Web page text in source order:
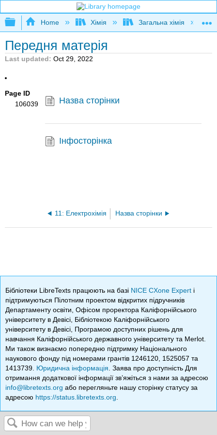
Expand/collapse global hierarchy
Home Хімія Загальна хімія
Передня матерія
Last updated Oct 29, 2022
Page ID
106039
Назва сторінки
Інфосторінка
11: Електрохімія Назва сторінки
Бібліотеки LibreTexts працюють на базі NICE CXone Expert і
підтримуються Пілотним проектом відкритих підручників
Департаменту освіти, Офісом проректора Каліфорнійського
університету в Девісі, Бібліотекою Каліфорнійського
університету в Девісі, Програмою доступних рішень для
навчання Каліфорнійського державного університету та Merlot.
Ми також визнаємо попередню підтримку Національного
наукового фонду під номерами грантів 1246120, 1525057 та
1413739. Юридична інформація . Заява про доступність Для
отримання додаткової інформації зв’яжіться з нами за адресою
info@libretexts.org або перегляньте нашу сторінку статусу за
адресою https://status.libretexts.org